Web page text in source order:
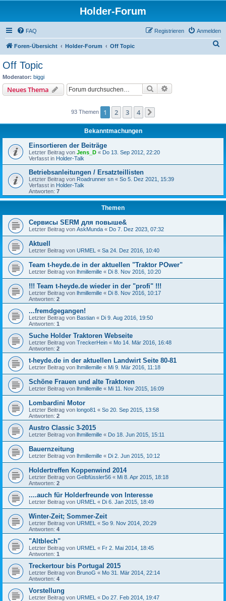
Holder-Forum
FAQ Anmelden
Registrieren
Foren-Übersicht Holder-Forum Off Topic
Off Topic
Moderator: biggi
Neues Thema Suche
93 Themen 1 2 3 4
Bekanntmachungen
Einsortieren der Beiträge
Letzter Beitrag von Jens_D « Do 13. Sep 2012, 22:20
Verfasst in Holder-Talk
Betriebsanleitungen / Ersatzteillisten
Letzter Beitrag von Roadrunner sn « So 5. Dez 2021, 15:39
Verfasst in Holder-Talk
Antworten: 7
Themen
Сервисы SERM для повыше&
Letzter Beitrag von AskMunda « Do 7. Dez 2023, 07:32
Aktuell
Letzter Beitrag von URMEL « Sa 24. Dez 2016, 10:40
Team t-heyde.de in der aktuellen "Traktor POwer"
Letzter Beitrag von lhmillemille « Di 8. Nov 2016, 10:20
!!! Team t-heyde.de wieder in der "profi" !!!
Letzter Beitrag von lhmillemille « Di 8. Nov 2016, 10:17
Antworten: 2
...fremdgegangen!
Letzter Beitrag von Bastian « Di 9. Aug 2016, 19:50
Antworten: 1
Suche Holder Traktoren Webseite
Letzter Beitrag von TreckerHein « Mo 14. Mär 2016, 16:48
Antworten: 2
t-heyde.de in der aktuellen Landwirt Seite 80-81
Letzter Beitrag von lhmillemille « Mi 9. Mär 2016, 11:18
Schöne Frauen und alte Traktoren
Letzter Beitrag von lhmillemille « Mi 11. Nov 2015, 16:09
Lombardini Motor
Letzter Beitrag von longo81 « So 20. Sep 2015, 13:58
Antworten: 2
Austro Classic 3-2015
Letzter Beitrag von lhmillemille « Do 18. Jun 2015, 15:11
Bauernzeitung
Letzter Beitrag von lhmillemille « Di 2. Jun 2015, 10:12
Holdertreffen Koppenwind 2014
Letzter Beitrag von Gelbfüssler56 « Mi 8. Apr 2015, 18:18
Antworten: 2
....auch für Holderfreunde von Interesse
Letzter Beitrag von URMEL « Di 6. Jan 2015, 18:49
Winter-Zeit; Sommer-Zeit
Letzter Beitrag von URMEL « So 9. Nov 2014, 20:29
Antworten: 4
"Altblech"
Letzter Beitrag von URMEL « Fr 2. Mai 2014, 18:45
Antworten: 1
Treckertour bis Portugal 2015
Letzter Beitrag von BrunoG « Mo 31. Mär 2014, 22:14
Antworten: 4
Vorstellung
Letzter Beitrag von URMEL « Do 27. Feb 2014, 19:47